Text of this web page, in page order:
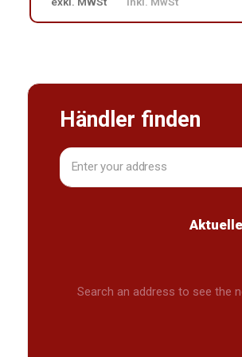
Händler finden
Search an address to see the